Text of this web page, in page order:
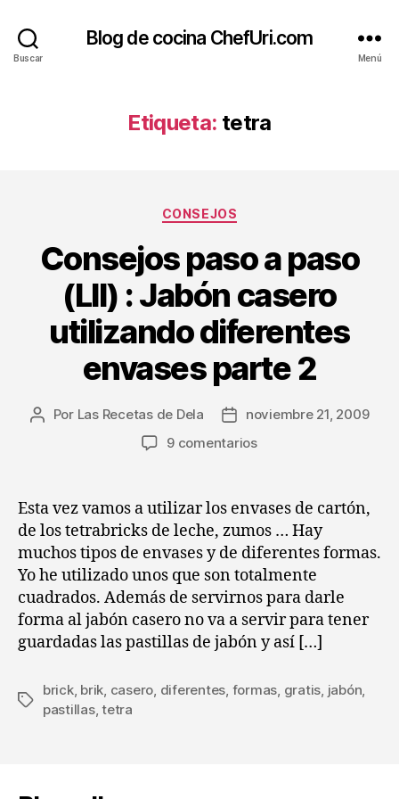
Buscar
Blog de cocina ChefUri.com
Menú
Etiqueta: tetra
Categorías
CONSEJOS
Consejos paso a paso
(LII) : Jabón casero
utilizando diferentes
envases parte 2
Autor
Por Las Recetas de Dela
Fecha
de
noviembre 21, 2009
9 comentariosen
(LII)
:
Jabón
casero
utilizando
diferentes
2
Esta vez vamos a utilizar los envases de cartón,
de los tetrabricks de leche, zumos … Hay
muchos tipos de envases y de diferentes formas.
Yo he utilizado unos que son totalmente
cuadrados. Además de servirnos para darle
forma al jabón casero no va a servir para tener
guardadas las pastillas de jabón y así […]
Etiquetas
brick, brik casero diferentes formas gratis jabón
pastillas,tetra